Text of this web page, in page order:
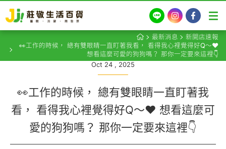
LINE InstagramFacebook
最新消息
新開店速報
👀工作的時候， 總有雙眼睛一直盯著我看， 看得我心裡覺得好Q～❤️
想看這麼可愛的狗狗嗎？ 那你一定要來這裡👇
Oct 24 , 2025
👀工作的時候， 總有雙眼睛一直盯著我
看， 看得我心裡覺得好Q～❤️ 想看這麼可
愛的狗狗嗎？ 那你一定要來這裡👇